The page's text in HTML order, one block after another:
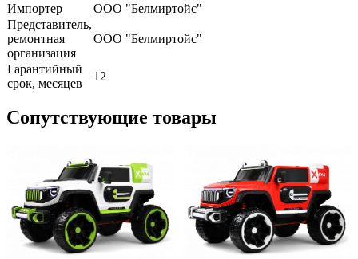
Импортер
ООО "Белмиртойс"
Представитель,
ремонтная
организация
ООО "Белмиртойс"
Гарантийный
срок, месяцев
12
Сопутствующие товары